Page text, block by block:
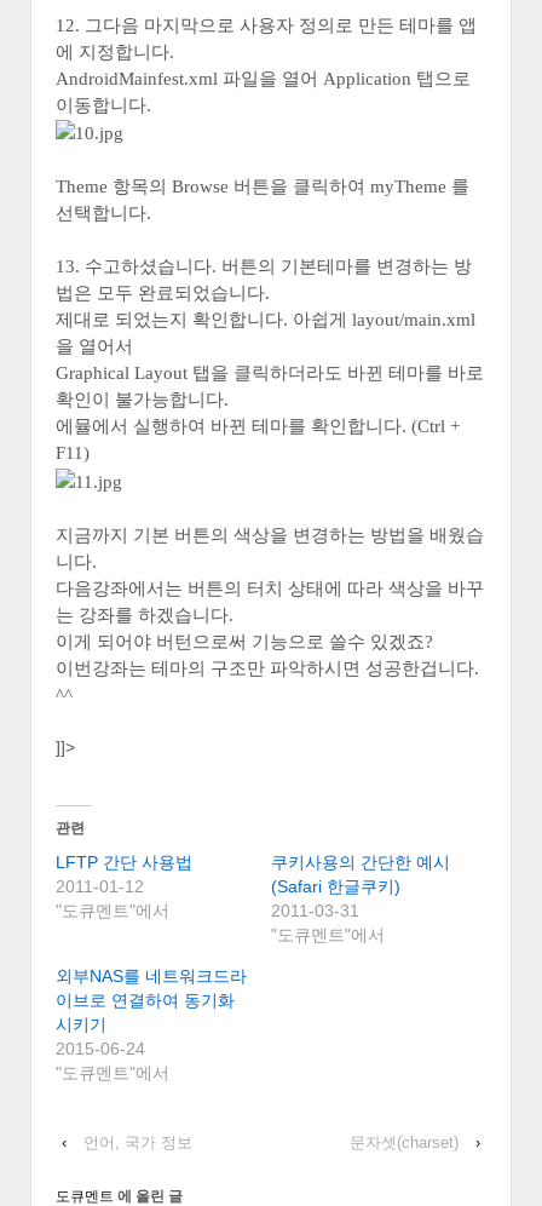
12. 그다음 마지막으로 사용자 정의로 만든 테마를 앱
에 지정합니다.
AndroidMainfest.xml 파일을 열어 Application 탭으로
이동합니다.
Theme 항목의 Browse 버튼을 클릭하여 myTheme 를
선택합니다.
13. 수고하셨습니다. 버튼의 기본테마를 변경하는 방
법은 모두 완료되었습니다.
제대로 되었는지 확인합니다. 아쉽게 layout/main.xml
을 열어서
Graphical Layout 탭을 클릭하더라도 바뀐 테마를 바로
확인이 불가능합니다.
에뮬에서 실행하여 바뀐 테마를 확인합니다. (Ctrl +
F11)
지금까지 기본 버튼의 색상을 변경하는 방법을 배웠습
니다.
다음강좌에서는 버튼의 터치 상태에 따라 색상을 바꾸
는 강좌를 하겠습니다.
이게 되어야 버턴으로써 기능으로 쓸수 있겠죠?
이번강좌는 테마의 구조만 파악하시면 성공한겁니다.
^^
]]>
관련
LFTP 간단 사용법
2011-01-12
"도큐멘트"에서
쿠키사용의 간단한 예시
(Safari 한글쿠키)
2011-03-31
"도큐멘트"에서
외부NAS를 네트워크드라
이브로 연결하여 동기화
시키기
2015-06-24
"도큐멘트"에서
‹ 언어, 국가 정보 문자셋(charset) ›
도큐멘트 에 올린 글